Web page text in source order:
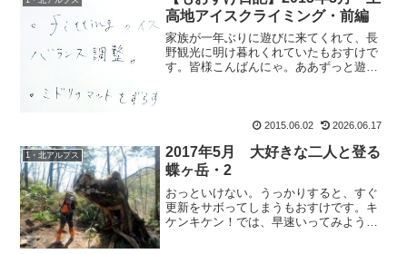
うど部屋に入ってきた、フ...
高地アイスクライミング・前編
家族が一年ぶりに遊びに来てくれて、長
野観光に明け暮れくれていたもおすけで
す。皆様こんばんにゃ。ああずっと遊ん
の微調整ね。じゃあついで...
2015.06.02 2026.06.17
1・北アルプス
2017年5月 大好きな二人と登る
蝶ヶ岳・2
おっといけない。うっかりすると、すぐ
更新をサボってしまうもおすけです。キ
ケンキケン！では、早速いってみよう！